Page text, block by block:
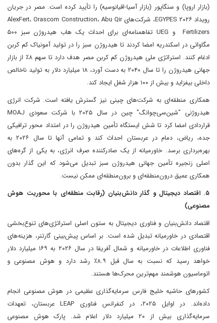
(بازار اروپا) و سنگاپور (بازار آسیا-اقیانوسیه) را تأیید کرده است. مصر در جریان
رویداد EGYPES ۲۰۲۶، شرکت‌های AlexFert، Orascom Construction، Abu Qir
Fertilizers و UEG تفاهمنامه‌ای برای احداث یک هاب هیدروژن سبز ۵۰۰
مگاواتی در اسکندریه امضا کردند تا هیدروژن سبز را در تولید آمونیاک کم کربن
ادغام کنند. استراتژی ملی هیدروژن کم کربن مصر هدف دارد تا سهم ۸٪ از بازار
جهانی هیدروژن را تا سال ۲۰۴۰ به دست آورد، ۱۸ میلیارد دلار به تولید ناخالص
داخلی بیفزاید و بیش از ۱۰۰ هزار شغل ایجاد کند.
همکاری منطقه‌ای به شرکت‌های چینی نیز گسترش یافته است. شرکت انرژی
هیدروژنی "شین‌سی‌چوانگ" چین در سال ۲۰۲۵ با شرکت سعودی MOAJ
قراردادی امضا کرد تا شش ایستگاه تأمین هیدروژن را در امتداد محور ترافیکی
جده، ریاض، دمام در عربستان احداث کند و تمامی آنها تا سال ۲۰۲۶ به
بهره‌برداری برسد. خاورمیانه از یک صادرکننده صرف انرژی، به یکی از گره‌های
اصلی زنجیره تأمین جهانی هیدروژن سبز تبدیل می‌شود که این گذار بدون
همکاری عمیق درون‌منطقه‌ای و برون‌منطقه‌ای ممکن نیست.
۵. اقتصاد دیجیتال و گذار دانش‌بنیان (رقابت منطقه‌ای با محوریت هوش
مصنوعی)
اقتصاد دانش‌بنیان و فناوری دیجیتال به ستون اصلی استراتژی‌های تنوع‌بخشی
اقتصادی در خاورمیانه تبدیل شده است. بر اساس پیش‌بینی گارتنر، هزینه‌های
فناوری اطلاعات در خاورمیانه و شمال آفریقا در سال ۲۰۲۶ به ۱۶۹ میلیارد دلار
خواهد رسید که نسبت به سال قبل ۸.۹٪ رشد دارد و هوش مصنوعی و
اتوماسیون هوشمند مهم‌ترین محرک‌ها هستند.
کشورهای حاشیه خلیج فارس سرمایه‌گذاری عظیمی در هوش مصنوعی انجام
داده‌اند. در اوایل ۲۰۲۵، در کنفرانس فناوری LEAP عربستان، تعهدات
سرمایه‌گذاری بیش از ۲۰ میلیارد دلار اعلام شد. پارک هوش مصنوعی